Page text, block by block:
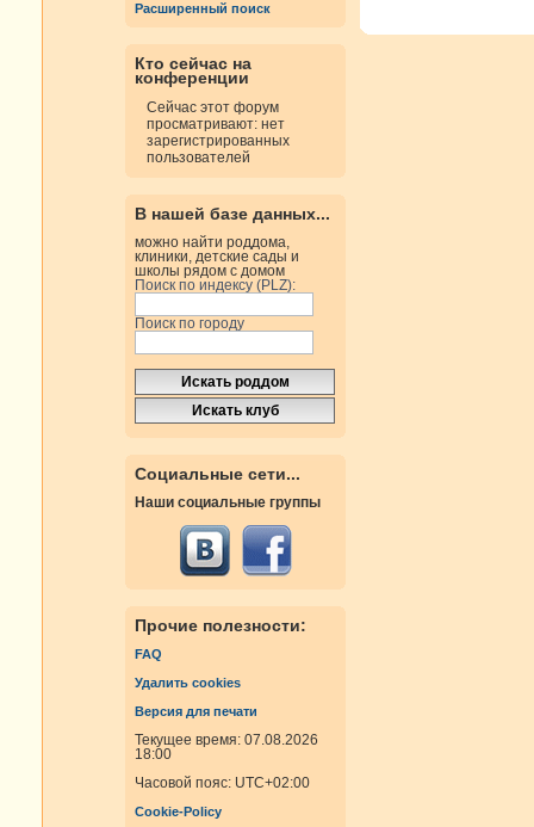
Расширенный поиск
Кто сейчас на
конференции
Сейчас этот форум
просматривают: нет
зарегистрированных
пользователей
В нашей базе данных...
можно найти роддома,
клиники, детские сады и
школы рядом с домом
Поиск по индексу (PLZ):
Поиск по городу
Социальные сети...
Наши социальные группы
Прочие полезности:
FAQ
Удалить cookies
Версия для печати
Текущее время: 07.08.2026
18:00
Часовой пояс: UTC+02:00
Cookie-Policy